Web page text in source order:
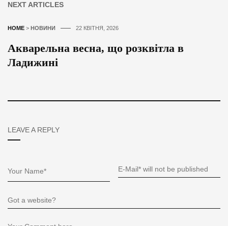
NEXT ARTICLES
HOME > НОВИНИ 22 КВІТНЯ, 2026
Акварельна весна, що розквітла в
Ладижині
LEAVE A REPLY